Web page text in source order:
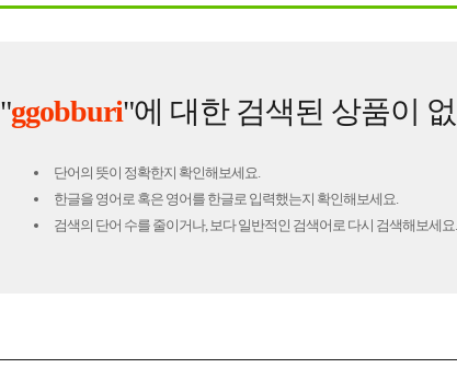
"ggobburi"에 대한 검색된 상품이
단어의 뜻이 정확한지 확인해보세요.
한글을 영어로 혹은 영어를 한글로 입력했는지 확인해보세요.
검색의 단어 수를 줄이거나, 보다 일반적인 검색어로 다시 검색해보세요.